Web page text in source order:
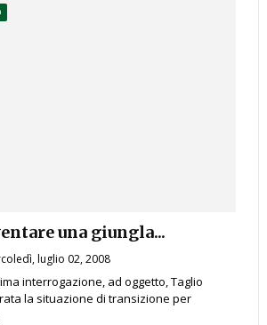
una giungla...
luglio 02, 2008
interrogazione, ad oggetto, Taglio
la situazione di transizione per